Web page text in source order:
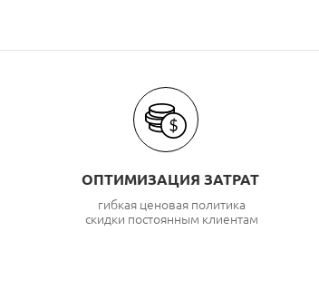
ОПТИМИЗАЦИЯ ЗАТРАТ
гибкая ценовая политика
скидки постоянным клиентам